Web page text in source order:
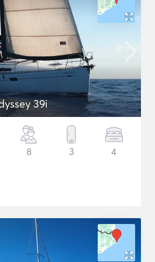
39i
8 3 4